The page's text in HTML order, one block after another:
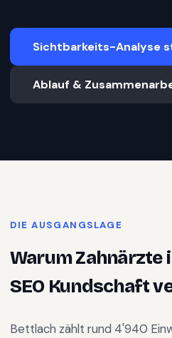
Sichtbarkeits-Analyse
Ablauf &
DIE AUSGANGSLAGE
WarumZahnärzte
SEO Kundschaft
Bettlach zählt rund 4'940